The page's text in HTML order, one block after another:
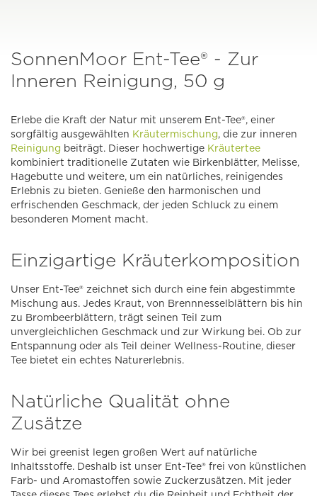
SonnenMoor Ent-Tee® - Zur
Inneren Reinigung, 50 g
Erlebe die Kraft der Natur mit unserem Ent-Tee®, einer
sorgfältig ausgewählten Kräutermischung, die zur inneren
Reinigung beiträgt. Dieser hochwertige Kräutertee
kombiniert traditionelle Zutaten wie Birkenblätter, Melisse,
Hagebutte und weitere, um ein natürliches, reinigendes
Erlebnis zu bieten. Genieße den harmonischen und
erfrischenden Geschmack, der jeden Schluck zu einem
besonderen Moment macht.
Einzigartige Kräuterkomposition
Unser Ent-Tee® zeichnet sich durch eine fein abgestimmte
Mischung aus. Jedes Kraut, von Brennnesselblättern bis hin
zu Brombeerblättern, trägt seinen Teil zum
unvergleichlichen Geschmack und zur Wirkung bei. Ob zur
Entspannung oder als Teil deiner Wellness-Routine, dieser
Tee bietet ein echtes Naturerlebnis.
Natürliche Qualität ohne
Zusätze
Wir bei greenist legen großen Wert auf natürliche
Inhaltsstoffe. Deshalb ist unser Ent-Tee® frei von künstlichen
Farb- und Aromastoffen sowie Zuckerzusätzen. Mit jeder